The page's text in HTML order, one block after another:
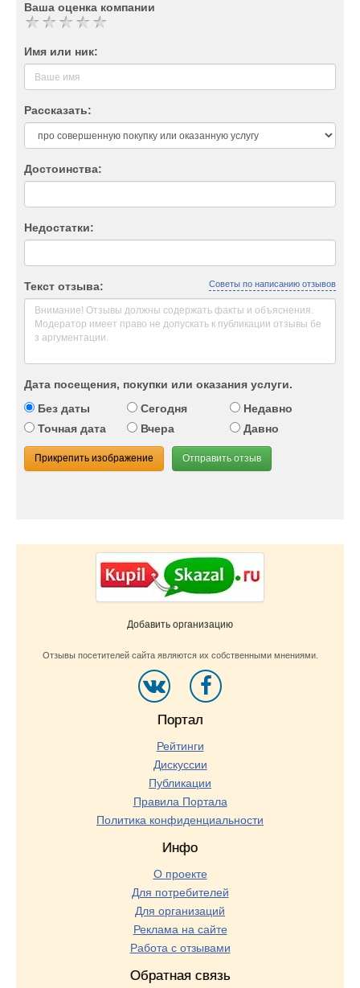
Ваша оценка компании
Имя или ник:
Рассказать:
Достоинства:
Недостатки:
Текст отзыва: Советы по написанию отзывов
Дата посещения, покупки или оказания услуги.
Без даты
Сегодня
Недавно
Точная дата
Вчера Давно
Прикрепить изображение Отправить отзыв
Добавить организацию
Отзывы посетителей сайта являются их собственными мнениями.
Портал
Рейтинги
Дискуссии
Публикации
Правила Портала
Политика конфиденциальности
Инфо
О проекте
Для потребителей
Для организаций
Реклама на сайте
Работа с отзывами
Обратная связь